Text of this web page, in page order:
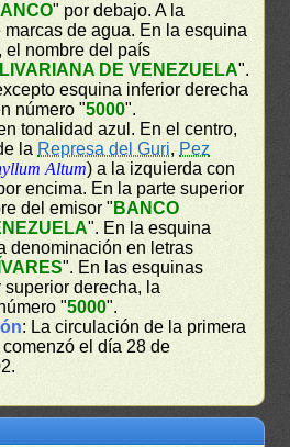
" por debajo. A la
de agua. En la esquina
el nombre del país
DE VENEZUELA".
esquina inferior derecha
número "5000".
tonalidad azul. En el centro,
la Represa del Guri, Pez
Altum) a la izquierda con
encima. En la parte superior
del emisor " BANCO
". En la esquina
denominación en letras
". En las esquinas
derecha, la
"5000".
: La circulación de la primera
el día 28 de